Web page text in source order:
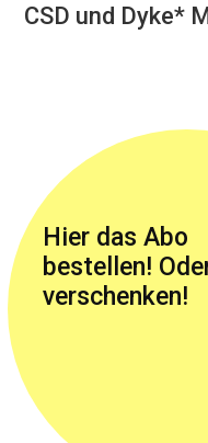
CSD und Dyke*
Hier das Abo
bestellen!
verschenken!